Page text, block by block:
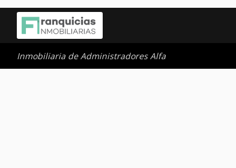
Inmobiliaria de Administradores Alfa